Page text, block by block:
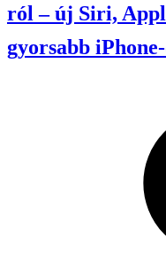
ról – új Siri,
gyorsabb